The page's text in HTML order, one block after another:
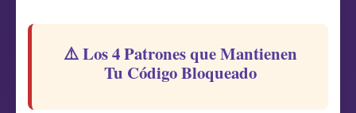
⚠️ Los 4 Patrones que Mantienen
Tu Código Bloqueado